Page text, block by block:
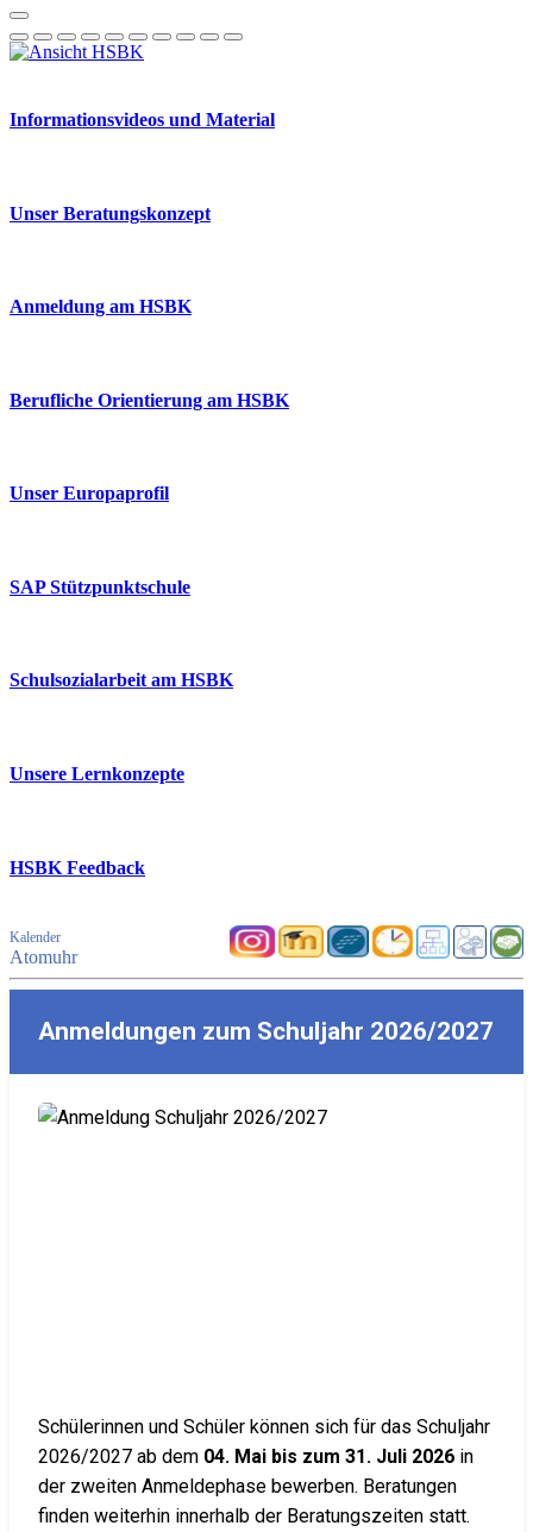
Informationsvideos und Material
Unser Beratungskonzept
Anmeldung am HSBK
Berufliche Orientierung am HSBK
Unser Europaprofil
SAP Stützpunktschule
Schulsozialarbeit am HSBK
Unsere Lernkonzepte
HSBK Feedback
Kalender
Atomuhr
Anmeldungen zum Schuljahr 2026/2027
Schülerinnen und Schüler können sich für das Schuljahr
2026/2027 ab dem 04. Mai bis zum 31. Juli 2026 in
der zweiten Anmeldephase bewerben. Beratungen
finden weiterhin innerhalb der Beratungszeiten statt.